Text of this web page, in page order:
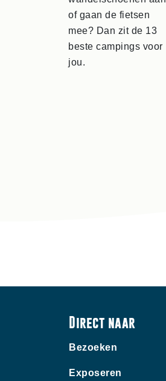
of gaan de fietsen
mee? Dan zit de 13
beste campings voor
jou.
Direct naar
Bezoeken
Exposeren